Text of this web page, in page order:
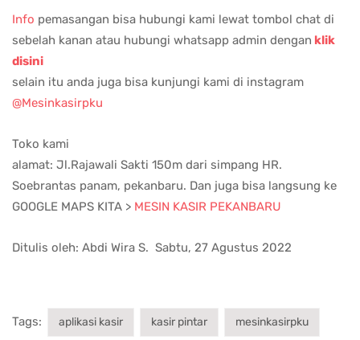
Info pemasangan bisa hubungi kami lewat tombol chat di
sebelah kanan atau hubungi whatsapp admin dengan klik
disini
selain itu anda juga bisa kunjungi kami di instagram
@Mesinkasirpku
Toko kami
alamat: Jl.Rajawali Sakti 150m dari simpang HR.
Soebrantas panam, pekanbaru. Dan juga bisa langsung ke
GOOGLE MAPS KITA > MESIN KASIR PEKANBARU
Ditulis oleh: Abdi Wira S. Sabtu, 27 Agustus 2022
Tags: aplikasi kasir kasir pintar mesinkasirpku